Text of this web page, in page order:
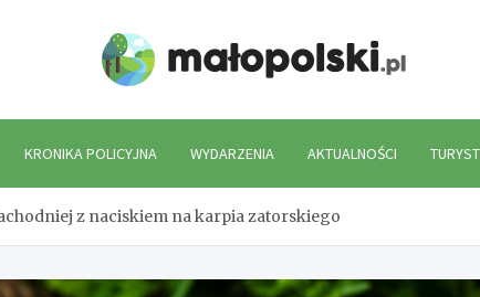
KRONIKA POLICYJNA WYDARZENIA AKTUALNOŚCI
z naciskiem na karpia zatorskiego